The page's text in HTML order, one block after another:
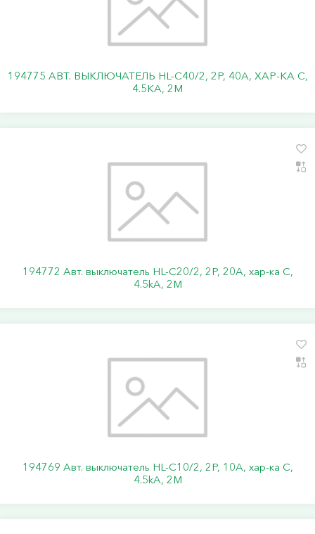
194775 АВТ. ВЫКЛЮЧАТЕЛЬ HL-C40/2, 2P, 40A, ХАР-КА C,
4.5KA, 2M
194772 Авт. выключатель HL-C20/2, 2P, 20A, хар-ка C,
4.5kA, 2M
194769 Авт. выключатель HL-C10/2, 2P, 10A, хар-ка C,
4.5kA, 2M